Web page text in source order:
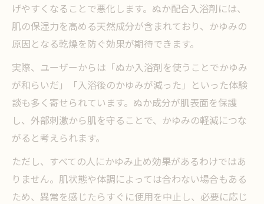
げやすくなることで悪化します。ぬか配合入浴剤には、
肌の保湿力を高める天然成分が含まれており、かゆみの
原因となる乾燥を防ぐ効果が期待できます。
実際、ユーザーからは「ぬか入浴剤を使うことでかゆみ
が和らいだ」「入浴後のかゆみが減った」といった体験
談も多く寄せられています。ぬか成分が肌表面を保護
し、外部刺激から肌を守ることで、かゆみの軽減につな
がると考えられます。
ただし、すべての人にかゆみ止め効果があるわけではあ
りません。肌状態や体調によっては合わない場合もある
ため、異常を感じたらすぐに使用を中止し、必要に応じ